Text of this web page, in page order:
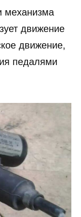
механизма
движение
движение,
педалями